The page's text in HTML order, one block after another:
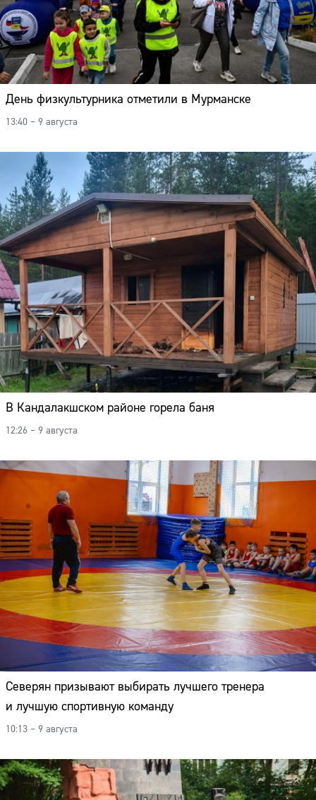
День физкультурника отметили в Мурманске
13:40 – 9 августа
В Кандалакшском районе горела баня
12:26 – 9 августа
Северян призывают выбирать лучшего тренера
и лучшую спортивную команду
10:13 – 9 августа